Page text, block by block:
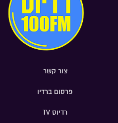
צור קשר
פרסום ברדיו
רדיוס TV